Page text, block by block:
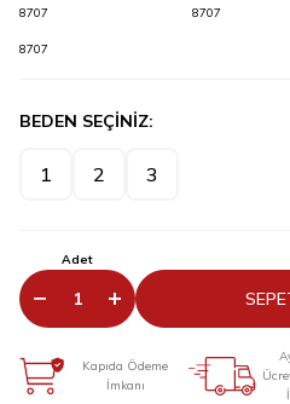
8707 8707
8707
BEDEN SEÇİNİZ:
1 2 3
Adet
Kapıda Ödeme
İmkanı